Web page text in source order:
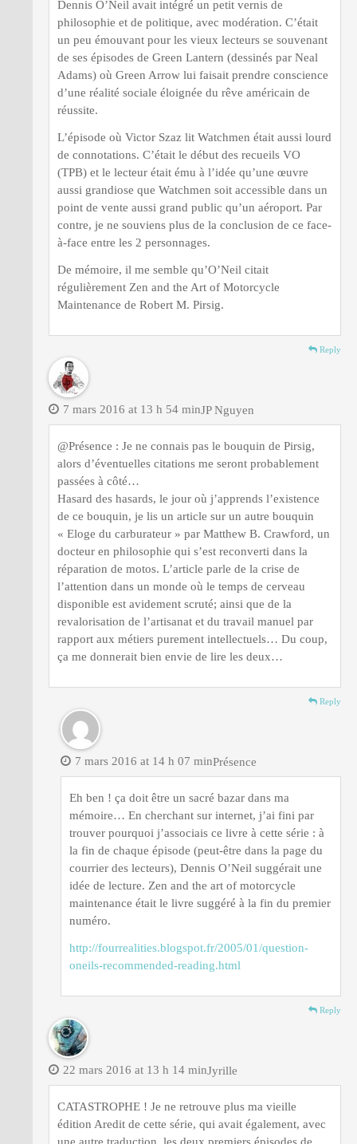
Dennis O’Neil avait intégré un petit vernis de
philosophie et de politique, avec modération. C’était
un peu émouvant pour les vieux lecteurs se souvenant
de ses épisodes de Green Lantern (dessinés par Neal
Adams) où Green Arrow lui faisait prendre conscience
d’une réalité sociale éloignée du rêve américain de
réussite.
L’épisode où Victor Szaz lit Watchmen était aussi lourd
de connotations. C’était le début des recueils VO
(TPB) et le lecteur était ému à l’idée qu’une œuvre
aussi grandiose que Watchmen soit accessible dans un
point de vente aussi grand public qu’un aéroport. Par
contre, je ne souviens plus de la conclusion de ce face-
à-face entre les 2 personnages.
De mémoire, il me semble qu’O’Neil citait
régulièrement Zen and the Art of Motorcycle
Maintenance de Robert M. Pirsig.
Reply
JP Nguyen
7 mars 2016 at 13 h 54 min
@Présence : Je ne connais pas le bouquin de Pirsig,
alors d’éventuelles citations me seront probablement
passées à côté…
Hasard des hasards, le jour où j’apprends l’existence
de ce bouquin, je lis un article sur un autre bouquin
« Eloge du carburateur » par Matthew B. Crawford, un
docteur en philosophie qui s’est reconverti dans la
réparation de motos. L’article parle de la crise de
l’attention dans un monde où le temps de cerveau
disponible est avidement scruté; ainsi que de la
revalorisation de l’artisanat et du travail manuel par
rapport aux métiers purement intellectuels… Du coup,
ça me donnerait bien envie de lire les deux…
Reply
Présence
7 mars 2016 at 14 h 07 min
Eh ben ! ça doit être un sacré bazar dans ma
mémoire… En cherchant sur internet, j’ai fini par
trouver pourquoi j’associais ce livre à cette série : à
la fin de chaque épisode (peut-être dans la page du
courrier des lecteurs), Dennis O’Neil suggérait une
idée de lecture. Zen and the art of motorcycle
maintenance était le livre suggéré à la fin du premier
numéro.
http://fourrealities.blogspot.fr/2005/01/question-
oneils-recommended-reading.html
Reply
Jyrille
22 mars 2016 at 13 h 14 min
CATASTROPHE ! Je ne retrouve plus ma vieille
édition Aredit de cette série, qui avait également, avec
une autre traduction, les deux premiers épisodes de